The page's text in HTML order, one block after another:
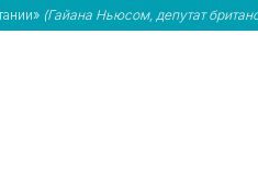
(Гайана Ньюсом, депутат